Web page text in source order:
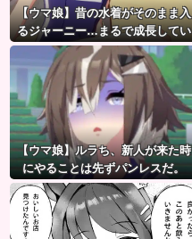
【ウマ娘】昔の水着がそのまま入
るジャーニー…まるで成長してい
ない！？
【ウマ娘】ルラち、新人が来た時
にやることは先ずパンレスだ。